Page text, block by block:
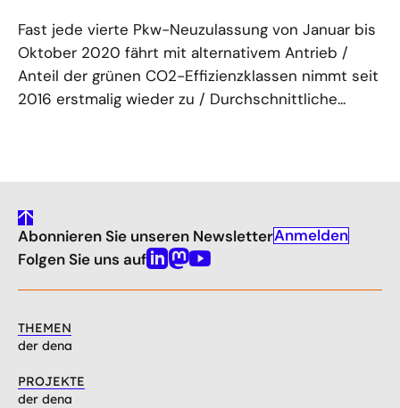
Fast jede vierte Pkw-Neuzulassung von Januar bis
Oktober 2020 fährt mit alternativem Antrieb /
Anteil der grünen CO2-Effizienzklassen nimmt seit
2016 erstmalig wieder zu / Durchschnittliche...
gehe
nach
oben
Abonnieren Sie unseren NewsletterAnmelden
Folgen Sie uns aufLinkedin
Mastodon
Youtube
THEMEN
der dena
PROJEKTE
der dena